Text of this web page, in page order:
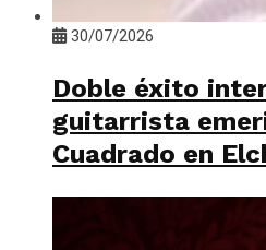
30/07/2026
Doble éxito
guitarrista
Cuadrado en